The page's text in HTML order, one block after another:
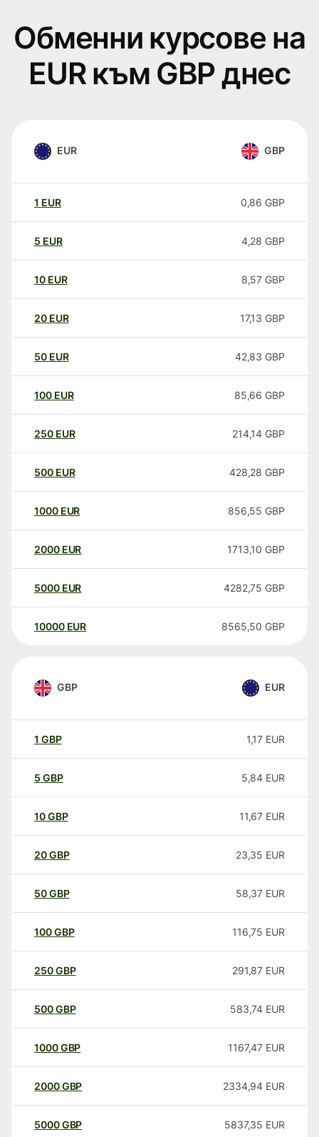
Обменни курсове на
EUR към GBP днес
EUR GBP
1 EUR 0,86 GBP
5 EUR 4,28 GBP
10 EUR 8,57 GBP
20 EUR 17,13 GBP
50 EUR 42,83 GBP
100 EUR 85,66 GBP
250 EUR 214,14 GBP
500 EUR 428,28 GBP
1000 EUR 856,55 GBP
2000 EUR 1713,10 GBP
5000 EUR 4282,75 GBP
10000 EUR 8565,50 GBP
GBP EUR
1 GBP 1,17 EUR
5 GBP 5,84 EUR
10GBP 11,67 EUR
20GBP 23,35 EUR
50GBP 58,37 EUR
100GBP 116,75 EUR
250GBP 291,87 EUR
500GBP 583,74 EUR
1000GBP 1167,47 EUR
2000GBP 2334,94 EUR
5000GBP 5837,35 EUR